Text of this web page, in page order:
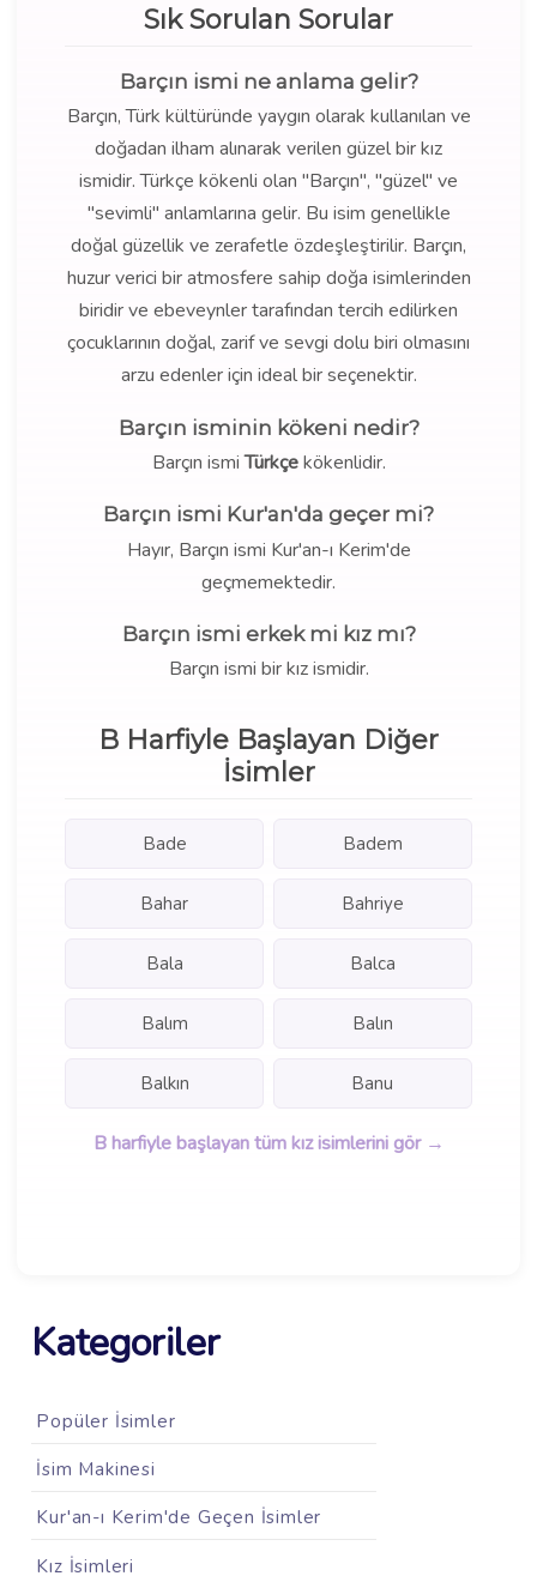
Sık Sorulan Sorular
Barçın ismi ne anlama gelir?
Barçın, Türk kültüründe yaygın olarak kullanılan ve
doğadan ilham alınarak verilen güzel bir kız
ismidir. Türkçe kökenli olan "Barçın", "güzel" ve
"sevimli" anlamlarına gelir. Bu isim genellikle
doğal güzellik ve zerafetle özdeşleştirilir. Barçın,
huzur verici bir atmosfere sahip doğa isimlerinden
biridir ve ebeveynler tarafından tercih edilirken
çocuklarının doğal, zarif ve sevgi dolu biri olmasını
arzu edenler için ideal bir seçenektir.
Barçın isminin kökeni nedir?
Barçın ismiTürkçekökenlidir.
Barçın ismi Kur'an'da geçer mi?
Hayır, Barçın ismi Kur'an-ı Kerim'de
geçmemektedir.
Barçın ismi erkek mi kız mı?
Barçın ismi bir kız ismidir.
B Harfiyle Başlayan Diğer
İsimler
Bade Badem
Bahar Bahriye
Bala Balca
Balım Balın
Balkın Banu
B harfiyle başlayan tüm kız isimlerini gör →
Kategoriler
Popüler İsimler
İsim Makinesi
Kur'an-ı Kerim'de Geçen İsimler
Kız İsimleri